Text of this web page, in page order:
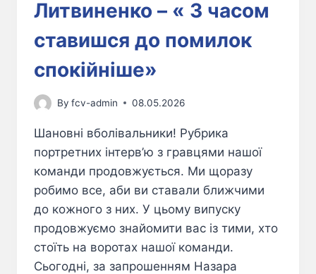
Литвиненко – « З часом
ставишся до помилок
спокійніше»
By fcv-admin 08.05.2026
Шановні вболівальники! Рубрика
портретних інтерв’ю з гравцями нашої
команди продовжується. Ми щоразу
робимо все, аби ви ставали ближчими
до кожного з них. У цьому випуску
продовжуємо знайомити вас із тими, хто
стоїть на воротах нашої команди.
Сьогодні, за запрошенням Назара